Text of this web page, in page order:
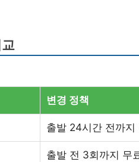
변경 정책
출발 24시간 전까지
출발 전 3회까지 무